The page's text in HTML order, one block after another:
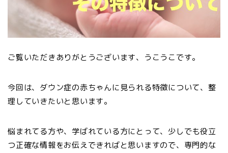
ご覧いただきありがとうございます、うこうこです。
今回は、ダウン症の赤ちゃんに見られる特徴について、整
理していきたいと思います。
悩まれてる方や、学ばれている方にとって、少しでも役立
つ正確な情報をお伝えできればと思いますので、専門的な